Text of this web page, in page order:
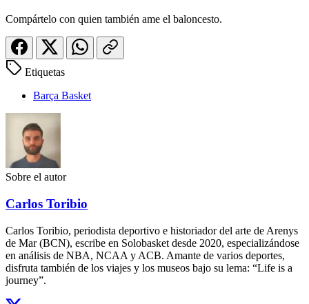
Compártelo con quien también ame el baloncesto.
Etiquetas
Barça Basket
Sobre el autor
Carlos Toribio
Carlos Toribio, periodista deportivo e historiador del arte de Arenys
de Mar (BCN), escribe en Solobasket desde 2020, especializándose
en análisis de NBA, NCAA y ACB. Amante de varios deportes,
disfruta también de los viajes y los museos bajo su lema: “Life is a
journey”.